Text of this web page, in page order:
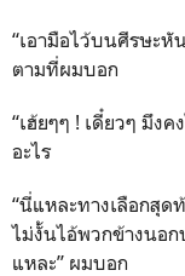
“เอามือไว้บนศีรษะหั
ตามที่ผมบอก
“เฮ้ยๆๆ ! เดี๋ยวๆ มึง
อะไร
“นี่แหละทางเลือกสุด
ไม่งั้นไอ้พวกข้างนอ
แหละ” ผมบอก